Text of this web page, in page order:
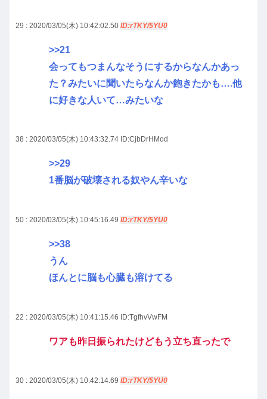
29 : 2020/03/05(木) 10:42:02.50 ID:rTKY/5YU0
>>21
会ってもつまんなそうにするからなんかあっ
た？みたいに聞いたらなんか飽きたかも….他
に好きな人いて…みたいな
38 : 2020/03/05(木) 10:43:32.74 ID:CjbDrHMod
>>29
1番脳が破壊される奴やん辛いな
50 : 2020/03/05(木) 10:45:16.49 ID:rTKY/5YU0
>>38
うん
ほんとに脳も心臓も溶けてる
22 : 2020/03/05(木) 10:41:15.46 ID:TgfhvVwFM
ワアも昨日振られたけどもう立ち直ったで
30 : 2020/03/05(木) 10:42:14.69 ID:rTKY/5YU0